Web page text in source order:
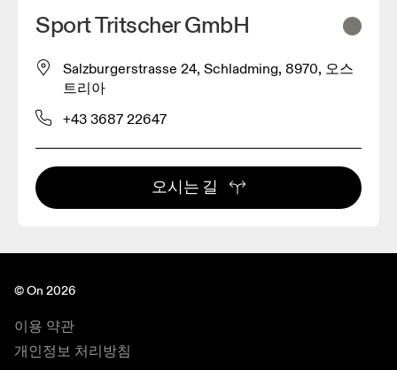
Sport Tritscher GmbH
Salzburgerstrasse 24, Schladming, 8970, 오스
트리아
+43 3687 22647
오시는 길
© On 2026
이용 약관
개인정보 처리방침